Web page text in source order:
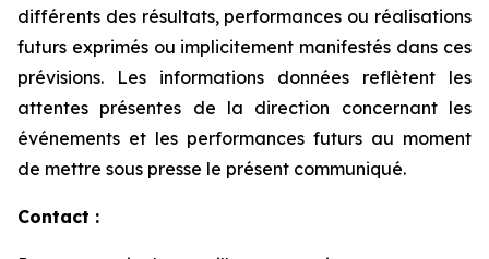
différents des résultats, performances ou réalisations
futurs exprimés ou implicitement manifestés dans ces
prévisions. Les informations données reflètent les
attentes présentes de la direction concernant les
événements et les performances futurs au moment
de mettre sous presse le présent communiqué.
Contact :